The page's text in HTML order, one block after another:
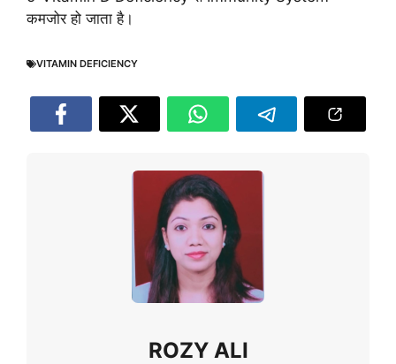
कमजोर हो जाता है।
VITAMIN DEFICIENCY
ROZY ALI